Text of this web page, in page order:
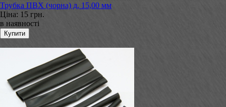
Трубка ПВХ (чорна) д, 15,00 мм
Ціна: 15 грн.
в наявності